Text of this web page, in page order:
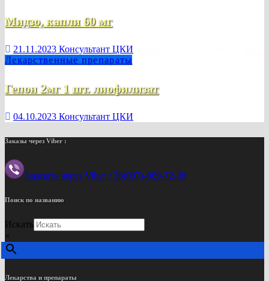
Мидзо, капли 60 мг
21.11.2023 Консультант ЦКИ
Лекарственные препараты
Гепон 2мг 1 шт. лиофилизат
04.10.2023 Консультант ЦКИ
Заказы через Viber :
Заказать через Viber +38(097)-869-72-38
Поиск по названию
Искать
×
Лекарства и препараты